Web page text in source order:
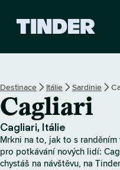
s
t
r
á
Destinace Itálie Sardinie
Cagliari
Cagliari, Itálie
Mrkni na to, jak to s
pro potkávání nových lidí:
chystáš na návštěvu, na